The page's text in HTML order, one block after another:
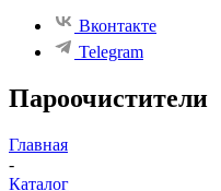
Вконтакте
Telegram
Пароочистители
Главная
-
Каталог